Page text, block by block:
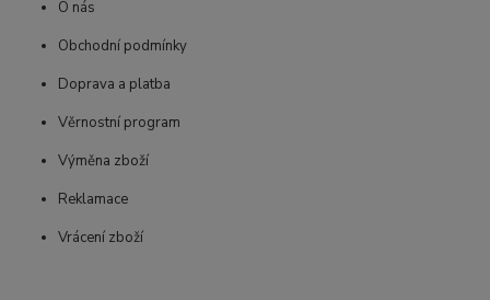
O nás
Obchodní podmínky
Doprava a platba
Věrnostní program
Výměna zboží
Reklamace
Vrácení zboží